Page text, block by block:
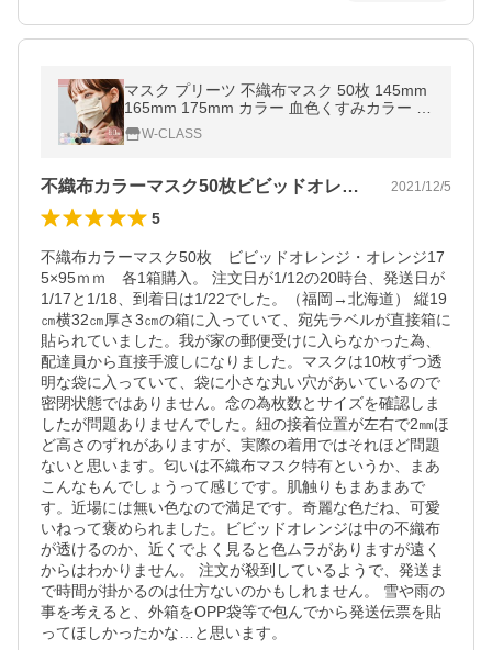
マスク プリーツ 不織布マスク 50枚 145mm
165mm 175mm カラー 血色くすみカラー 個
包装 やわらかマスク WEIMALL
W-CLASS
不織布カラーマスク50枚ビビッドオレン… 2021/12/5
5
不織布カラーマスク50枚　ビビッドオレンジ・オレンジ17
5×95ｍｍ　各1箱購入。 注文日が1/12の20時台、発送日が
1/17と1/18、到着日は1/22でした。（福岡→北海道） 縦19
㎝横32㎝厚さ3㎝の箱に入っていて、宛先ラベルが直接箱に
貼られていました。我が家の郵便受けに入らなかった為、
配達員から直接手渡しになりました。マスクは10枚ずつ透
明な袋に入っていて、袋に小さな丸い穴があいているので
密閉状態ではありません。念の為枚数とサイズを確認しま
したが問題ありませんでした。紐の接着位置が左右で2㎜ほ
ど高さのずれがありますが、実際の着用ではそれほど問題
ないと思います。匂いは不織布マスク特有というか、まあ
こんなもんでしょうって感じです。肌触りもまあまあで
す。近場には無い色なので満足です。奇麗な色だね、可愛
いねって褒められました。ビビッドオレンジは中の不織布
が透けるのか、近くでよく見ると色ムラがありますが遠く
からはわかりません。 注文が殺到しているようで、発送ま
で時間が掛かるのは仕方ないのかもしれません。 雪や雨の
事を考えると、外箱をOPP袋等で包んでから発送伝票を貼
ってほしかったかな…と思います。